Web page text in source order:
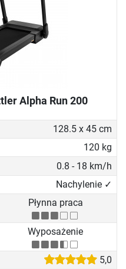
Alpha Run 200
128.5 x 45 cm
120 kg
0.8 - 18 km/h
Nachylenie ✓
Płynna praca
Wyposażenie
5,0